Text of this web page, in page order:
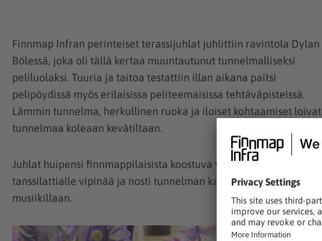
Finnmap Infran perinteiset terassijuhlat juhlittiin ravintola Dylan
Bölessä, joka oli tällä kertaa muuntautunut tunnelmalliseksi
peliluolaksi. Tuuria ja taitoa testattiin illan aikana paitsi
pelipöydissä myös erilaisissa peliteemaisissa tehtäväpisteissä.
Lämmin tunnelma, herkullinen ruoka ja iloiset kohtaamiset loivat
tunnelmaa koleaan kevätiltaan.
Juhlat huipensi finnmappilaisista koostuva yhtye Kartalla, joka toi
tanssilattialle vipinää ja nosti tunnelman kattoon menevällä
musiikillaan.